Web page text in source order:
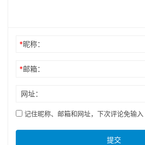
*昵称：
*邮箱：
网址：
记住昵称、邮箱和网址，下次评论免输入
提交